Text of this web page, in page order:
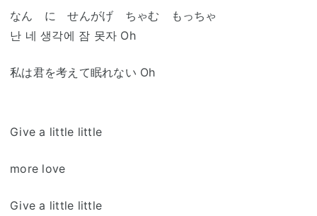
なん に せんがげ ちゃむ もっちゃ
난 네 생각에 잠 못자 Oh
私は君を考えて眠れない Oh
Give a little little
more love
Give a little little